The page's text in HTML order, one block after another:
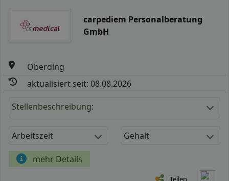
carpediem Personalberatung
GmbH
Oberding
aktualisiert seit: 08.08.2026
Stellenbeschreibung:
Arbeitszeit Gehalt
mehr Details
Teilen